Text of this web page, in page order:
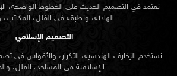
نعتمد في التصميم الحديث على الخطوط الواضحة،
الهادئة، ونطبقه في الفلل، المكاتب، والصالات.
التصميم الإسلامي
نستخدم الزخارف الهندسية، التكرار، والأقواس في
الإسلامية في المساجد، الفلل، والمطاعم.